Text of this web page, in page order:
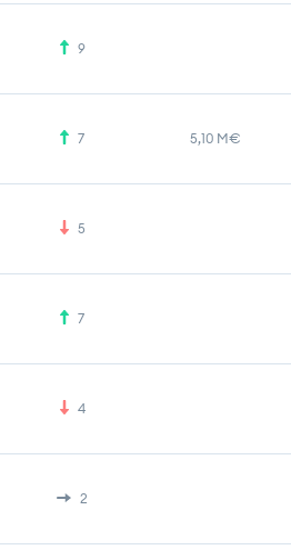
9
7 5,10 M€
5
7
4
2